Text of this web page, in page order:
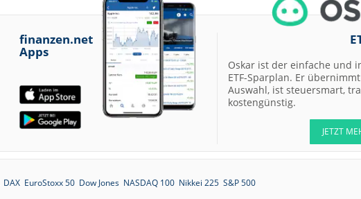
finanzen.net
Apps
Oskar ist der einfache und
ETF-Sparplan. Er
Auswahl, ist steuersmart,
kostengünstig.
JETZT
DAX EuroStoxx 50 Dow Jones NASDAQ 100 Nikkei 225 S&P 500